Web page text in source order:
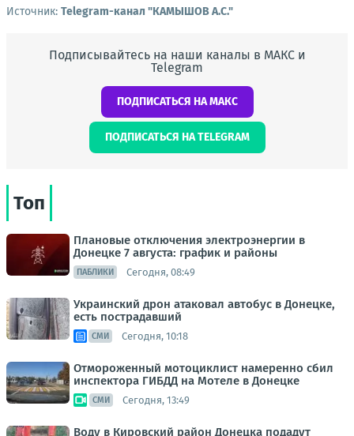
Источник: Telegram-канал "КАМЫШОВ А.С."
Подписывайтесь на наши каналы в МАКС и
Telegram
ПОДПИСАТЬСЯ НА МАКС
ПОДПИСАТЬСЯ НА TELEGRAM
Топ
Плановые отключения электроэнергии в
Донецке 7 августа: график и районы
ПАБЛИКИ Сегодня, 08:49
Украинский дрон атаковал автобус в Донецке,
есть пострадавший
СМИ Сегодня, 10:18
Отмороженный мотоциклист намеренно сбил
инспектора ГИБДД на Мотеле в Донецке
СМИ Сегодня, 13:49
Воду в Кировский район Донецка подадут